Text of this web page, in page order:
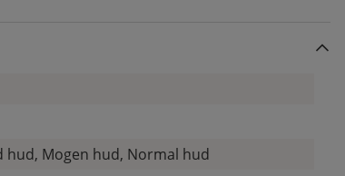
hud, Mogen hud, Normal hud